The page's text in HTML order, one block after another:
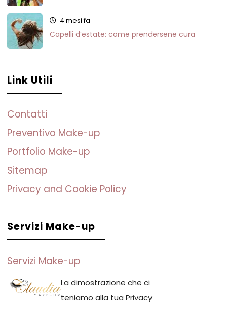
La dimostrazione che ci
teniamo alla tua Privacy
4 mesi fa
Capelli d’estate: come prendersene cura
Link Utili
Contatti
Preventivo Make-up
Portfolio Make-up
Sitemap
Privacy and Cookie Policy
Servizi Make-up
Servizi Make-up
Trucco Beauty
Trucco Sposa